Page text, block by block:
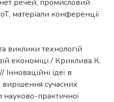
речей, промисловий
, матеріали конференції
виклики технологій
економіці / Криклива К.
ідеї в
сучасних
практичної